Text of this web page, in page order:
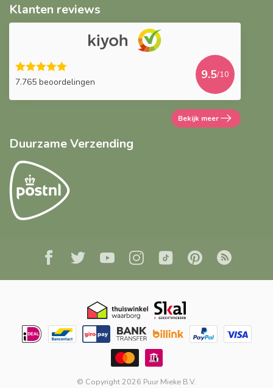
Klanten reviews
7.765 beoordelingen
9.5/10
Bekijk meer
Duurzame Verzending
© Copyright 2026 Puur Mieke B.V.